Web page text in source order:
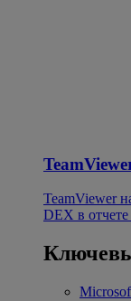
TeamViewer
DEX в